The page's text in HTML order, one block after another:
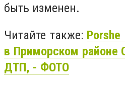
быть изменен.
Читайте также: Porshe
в Приморском районе
ДТП, - ФОТО